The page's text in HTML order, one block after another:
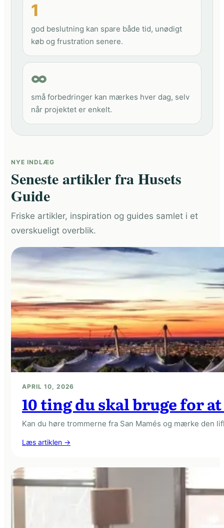
1
god beslutning kan spare både tid, unødigt
køb og frustration senere.
∞
små forbedringer kan mærkes hver dag, selv
når projektet er enkelt.
NYE INDLÆG
Seneste artikler fra Husets
Guide
Friske artikler, inspiration og guides samlet i et
overskueligt overblik.
APRIL 10, 2026
10 ting du skal bruge for
Kan du høre trommerne fra San Mamés og mærke den
Læs artiklen →
bruge
for